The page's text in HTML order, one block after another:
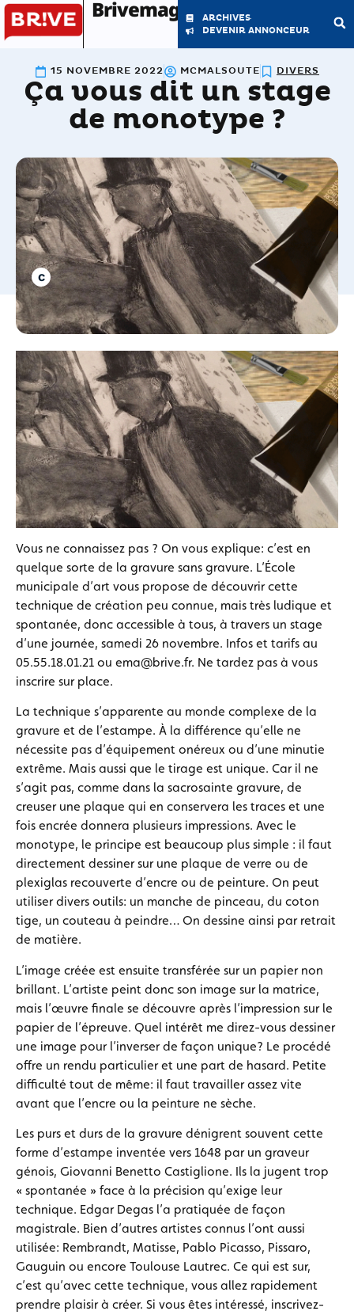
Brivemag'
ARCHIVES
DEVENIR ANNONCEUR
15 NOVEMBRE 2022 MCMALSOUTE DIVERS
Ça vous dit un stage
de monotype ?
Vous ne connaissez pas ? On vous explique: c’est en
quelque sorte de la gravure sans gravure. L’École
municipale d’art vous propose de découvrir cette
technique de création peu connue, mais très ludique et
spontanée, donc accessible à tous, à travers un stage
d’une journée, samedi 26 novembre. Infos et tarifs au
05.55.18.01.21 ou ema@brive.fr. Ne tardez pas à vous
inscrire sur place.
La technique s’apparente au monde complexe de la
gravure et de l’estampe. À la différence qu’elle ne
nécessite pas d’équipement onéreux ou d’une minutie
extrême. Mais aussi que le tirage est unique. Car il ne
s’agit pas, comme dans la sacrosainte gravure, de
creuser une plaque qui en conservera les traces et une
fois encrée donnera plusieurs impressions. Avec le
monotype, le principe est beaucoup plus simple : il faut
directement dessiner sur une plaque de verre ou de
plexiglas recouverte d’encre ou de peinture. On peut
utiliser divers outils: un manche de pinceau, du coton
tige, un couteau à peindre… On dessine ainsi par retrait
de matière.
L’image créée est ensuite transférée sur un papier non
brillant. L’artiste peint donc son image sur la matrice,
mais l’œuvre finale se découvre après l’impression sur le
papier de l’épreuve. Quel intérêt me direz-vous dessiner
une image pour l’inverser de façon unique? Le procédé
offre un rendu particulier et une part de hasard. Petite
difficulté tout de même: il faut travailler assez vite
avant que l’encre ou la peinture ne sèche.
Les purs et durs de la gravure dénigrent souvent cette
forme d’estampe inventée vers 1648 par un graveur
génois, Giovanni Benetto Castiglione. Ils la jugent trop
« spontanée » face à la précision qu’exige leur
technique. Edgar Degas l’a pratiquée de façon
magistrale. Bien d’autres artistes connus l’ont aussi
utilisée: Rembrandt, Matisse, Pablo Picasso, Pissaro,
Gauguin ou encore Toulouse Lautrec. Ce qui est sur,
c’est qu’avec cette technique, vous allez rapidement
prendre plaisir à créer. Si vous êtes intéressé, inscrivez-